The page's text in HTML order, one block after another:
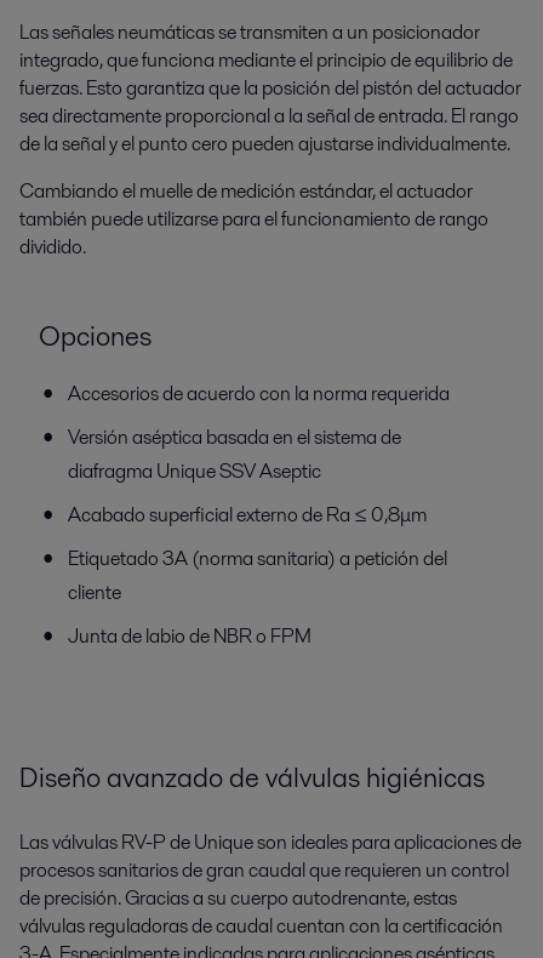
Las señales neumáticas se transmiten a un posicionador
integrado, que funciona mediante el principio de equilibrio de
fuerzas. Esto garantiza que la posición del pistón del actuador
sea directamente proporcional a la señal de entrada. El rango
de la señal y el punto cero pueden ajustarse individualmente.
Cambiando el muelle de medición estándar, el actuador
también puede utilizarse para el funcionamiento de rango
dividido.
Opciones
Accesorios de acuerdo con la norma requerida
Versión aséptica basada en el sistema de
diafragma Unique SSV Aseptic
Acabado superficial externo de Ra ≤ 0,8μm
Etiquetado 3A (norma sanitaria) a petición del
cliente
Junta de labio de NBR o FPM
Diseño avanzado de válvulas higiénicas
Las válvulas RV-P de Unique son ideales para aplicaciones de
procesos sanitarios de gran caudal que requieren un control
de precisión. Gracias a su cuerpo autodrenante, estas
válvulas reguladoras de caudal cuentan con la certificación